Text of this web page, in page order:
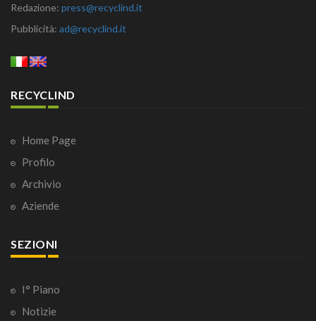
Redazione: press@recyclind.it
Pubblicità: ad@recyclind.it
RECYCLIND
Home Page
Profilo
Archivio
Aziende
SEZIONI
I° Piano
Notizie